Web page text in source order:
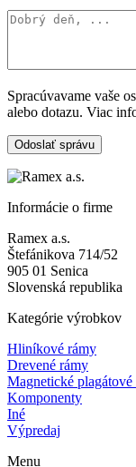
Spracúvavame vaše
alebo dotazu. Viac
Odoslať správu
Informácie o firme
Ramex a.s.
Štefánikova 714/52
905 01 Senica
Slovenská republika
Kategórie výrobkov
Hliníkové rámy
Drevené rámy
Magnetické plagátové
Komponenty
Iné
Výpredaj
Menu